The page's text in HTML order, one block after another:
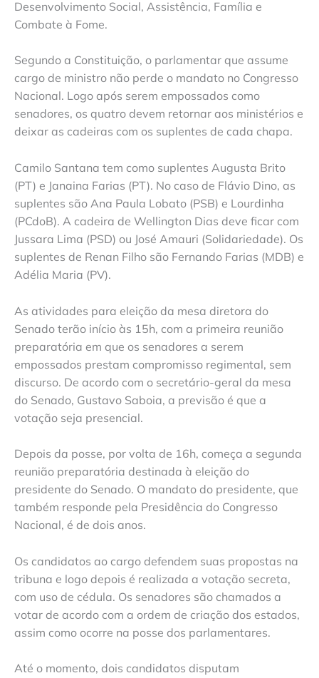
Desenvolvimento Social, Assistência, Família e
Combate à Fome.
Segundo a Constituição, o parlamentar que assume
cargo de ministro não perde o mandato no Congresso
Nacional. Logo após serem empossados como
senadores, os quatro devem retornar aos ministérios e
deixar as cadeiras com os suplentes de cada chapa.
Camilo Santana tem como suplentes Augusta Brito
(PT) e Janaina Farias (PT). No caso de Flávio Dino, as
suplentes são Ana Paula Lobato (PSB) e Lourdinha
(PCdoB). A cadeira de Wellington Dias deve ficar com
Jussara Lima (PSD) ou José Amauri (Solidariedade). Os
suplentes de Renan Filho são Fernando Farias (MDB) e
Adélia Maria (PV).
As atividades para eleição da mesa diretora do
Senado terão início às 15h, com a primeira reunião
preparatória em que os senadores a serem
empossados prestam compromisso regimental, sem
discurso. De acordo com o secretário-geral da mesa
do Senado, Gustavo Saboia, a previsão é que a
votação seja presencial.
Depois da posse, por volta de 16h, começa a segunda
reunião preparatória destinada à eleição do
presidente do Senado. O mandato do presidente, que
também responde pela Presidência do Congresso
Nacional, é de dois anos.
Os candidatos ao cargo defendem suas propostas na
tribuna e logo depois é realizada a votação secreta,
com uso de cédula. Os senadores são chamados a
votar de acordo com a ordem de criação dos estados,
assim como ocorre na posse dos parlamentares.
Até o momento, dois candidatos disputam